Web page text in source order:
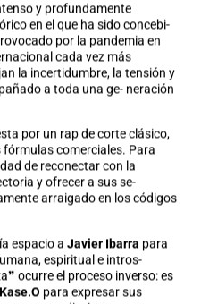
y profundamente
en el que ha sido concebi-
por la pandemia en
cada vez más
la incertidumbre, la tensión y
a toda una ge- neración
por un rap de corte clásico,
comerciales. Para
de reconectar con la
y ofrecer a sus se-
arraigado en los códigos
espacio a Javier Ibarra para
espiritual e intros-
ocurre el proceso inverso: es
Kase.O para expresar sus